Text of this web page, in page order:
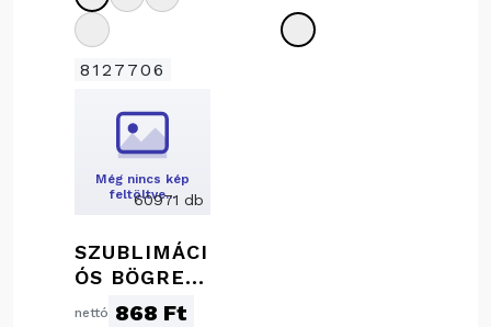
8127706
Még nincs kép
feltöltve…
60971 db
SZUBLIMÁCI
ÓS BÖGRE,
300 ML
nettó 868 Ft